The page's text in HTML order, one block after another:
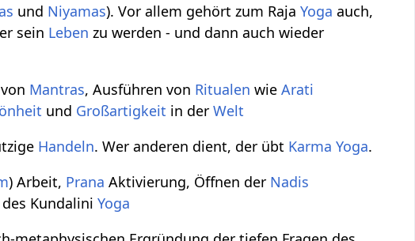
und Niyamas). Vor allem gehört zum RajaYoga auch,
sein Leben zu werden - und dann auch wieder
Mantras, Ausführen von Ritualen wieArati
und Großartigkeit in derWelt
Handeln. Wer anderen dient, der übt Karma Yoga.
) Arbeit, Prana Aktivierung, Öffnen der Nadis
des KundaliniYoga